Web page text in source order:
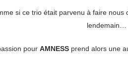
si ce trio était parvenu à faire nous
lendemain…
pour AMNESSprend alors une